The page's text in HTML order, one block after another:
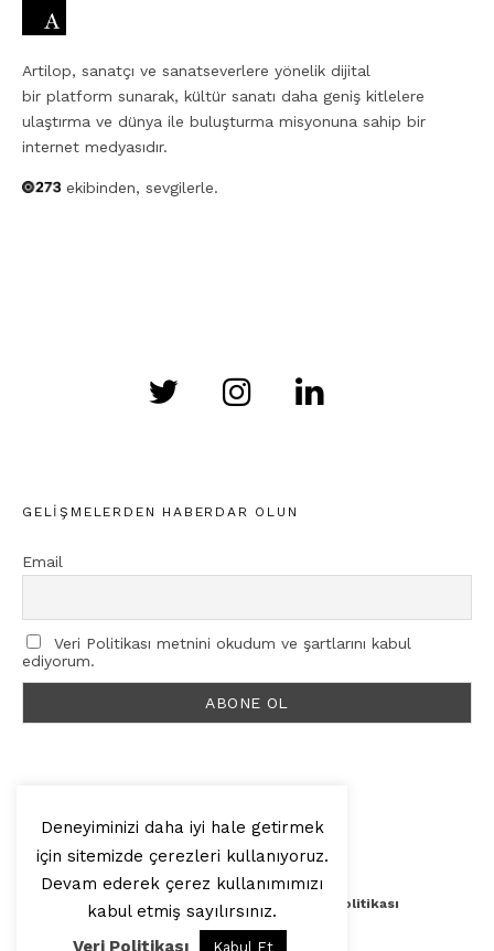
Artilop, sanatçı ve sanatseverlere yönelik dijital
bir platform sunarak, kültür sanatı daha geniş kitlelere
ulaştırma ve dünya ile buluşturma misyonuna sahip bir
internet medyasıdır.
ekibinden, sevgilerle.
GELIŞMELERDEN HABERDAR OLUN
Email
Veri Politikası metnini okudum ve şartlarını kabul
ediyorum.
© 2025, Artilop
Künye Yazar Başvurusu Veri Politikası
Deneyiminizi daha iyi hale getirmek
için sitemizde çerezleri kullanıyoruz.
Devam ederek çerez kullanımımızı
kabul etmiş sayılırsınız.
Veri Politikası
Kabul Et